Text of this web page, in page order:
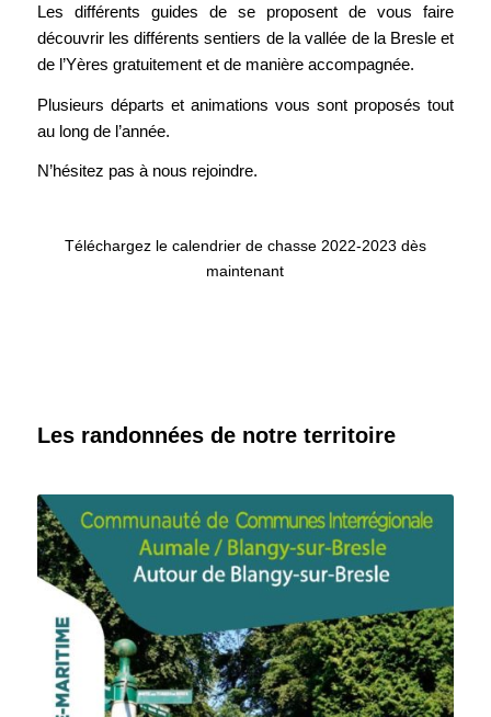
Les différents guides de se proposent de vous faire
découvrir les différents sentiers de la vallée de la Bresle et
de l’Yères gratuitement et de manière accompagnée.
Plusieurs départs et animations vous sont proposés tout
au long de l’année.
N’hésitez pas à nous rejoindre.
Téléchargez le calendrier de chasse 2022-2023 dès
maintenant
Les randonnées de notre territoire